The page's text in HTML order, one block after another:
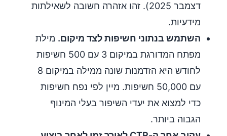
דצמבר 2025). זהו אזהרה חשובה לשאילתות
מידעיות.
השתמש בנתוני חשיפות לצד מיקום. מילת
מפתח המדורגת במיקום 3 עם 500 חשיפות
לחודש היא הזדמנות שונה ממילה במיקום 8
עם 50,000 חשיפות. מיין לפי נפח חשיפות
כדי למצוא את יעדי השיפור בעלי המינוף
הגבוה ביותר.